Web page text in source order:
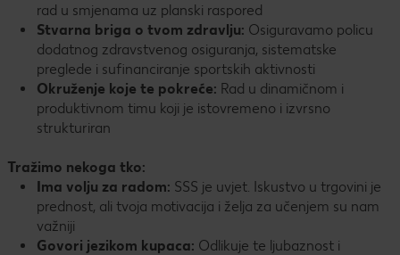
rad u smjenama uz planski raspored
Stvarna briga o tvom zdravlju: Osiguravamo policu
dodatnog zdravstvenog osiguranja, sistematske
preglede i sufinanciranje sportskih aktivnosti
Okruženje koje te pokreće: Rad u dinamičnom i
produktivnom timu koji je istovremeno i izvrsno
strukturiran
Tražimo nekoga tko:
Ima volju za radom: SSS je uvjet. Iskustvo u trgovini je
prednost, ali tvoja motivacija i želja za učenjem su nam
važniji
Govori jezikom kupaca: Odlikuje te ljubaznost i